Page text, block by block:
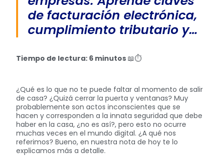
de facturación electrónica,
cumplimiento tributario y…
Tiempo de lectura: 6 minutos 📖⏱
¿Qué es lo que no te puede faltar al momento de salir
de casa? ¿Quizá cerrar la puerta y ventanas? Muy
probablemente son actos inconscientes que se
hacen y corresponden a la innata seguridad que debe
haber en la casa, ¿no es así?, pero esto no ocurre
muchas veces en el mundo digital. ¿A qué nos
referimos? Bueno, en nuestra nota de hoy te lo
explicamos más a detalle.